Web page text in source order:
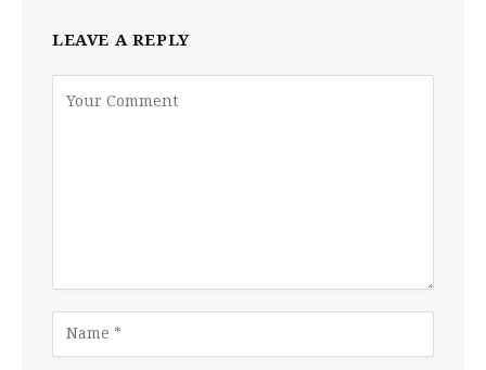
LEAVE A REPLY